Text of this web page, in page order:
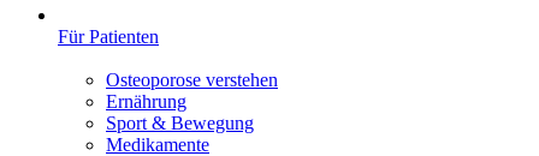
Für Patienten
Osteoporose verstehen
Ernährung
Sport & Bewegung
Medikamente